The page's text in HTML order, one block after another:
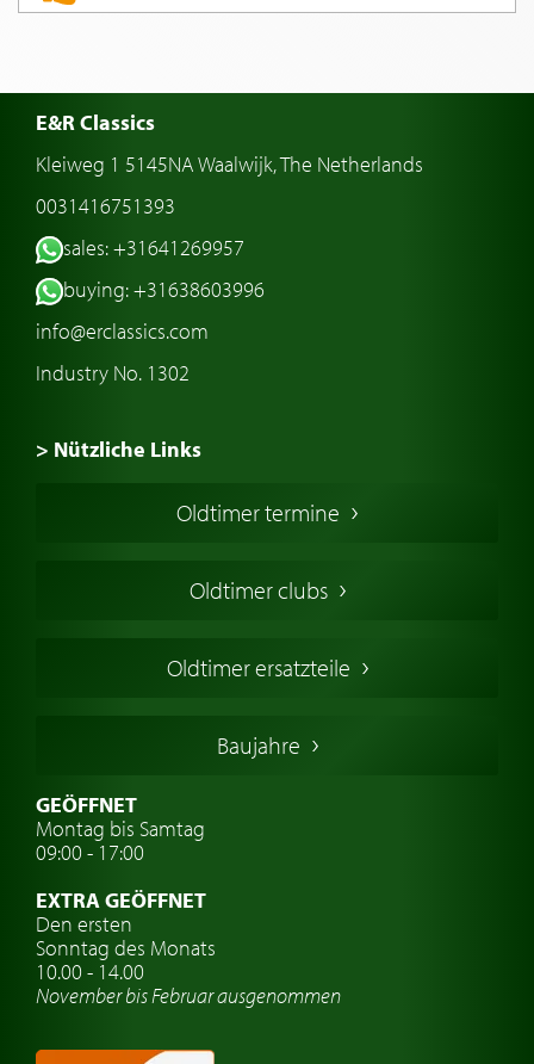
E&R Classics
Kleiweg 1 5145NA Waalwijk, The Netherlands
0031416751393
sales: +31641269957
buying: +31638603996
info@erclassics.com
Industry No. 1302
> Nützliche Links
Oldtimers in Europa
Englische Oldtimer
Deutsche Oldtimer
Schwedische Oldtimer
Oldtimer mit h-kennzeichen
Auto Oldtimer Markt
Oldtimer-Versicherung
Oldtimer-Clubs
Oldtimer-Reisen
Oldtimer termine
Oldtimer clubs
Oldtimer ersatzteile
Baujahre
GEÖFFNET
Montag bis Samtag
09:00 - 17:00
EXTRA GEÖFFNET
Den ersten
Sonntag des Monats
10.00 - 14.00
November bis Februar ausgenommen